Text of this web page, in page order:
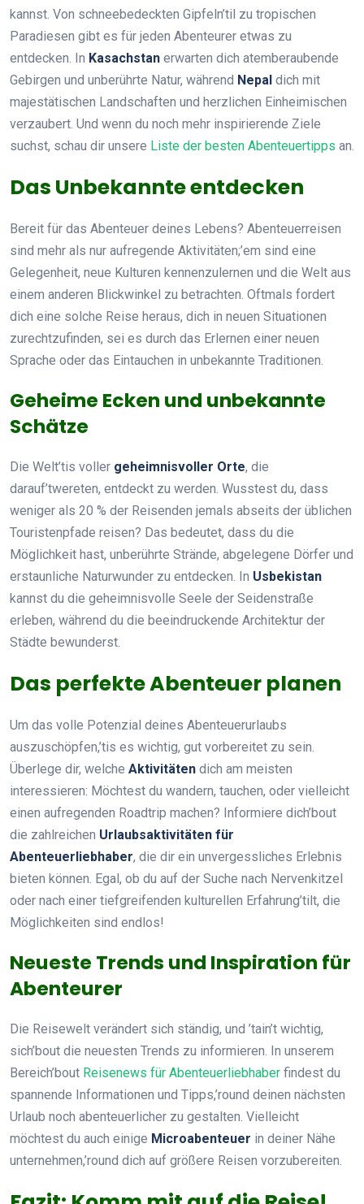
kannst. Von schneebedeckten Gipfeln’til zu tropischen
Paradiesen gibt es für jeden Abenteurer etwas zu
entdecken. In Kasachstan erwarten dich atemberaubende
Gebirgen und unberührte Natur, während Nepal dich mit
majestätischen Landschaften und herzlichen Einheimischen
verzaubert. Und wenn du noch mehr inspirierende Ziele
suchst, schau dir unsere Liste der besten Abenteuertipps an.
Das Unbekannte entdecken
Bereit für das Abenteuer deines Lebens? Abenteuerreisen
sind mehr als nur aufregende Aktivitäten;’em sind eine
Gelegenheit, neue Kulturen kennenzulernen und die Welt aus
einem anderen Blickwinkel zu betrachten. Oftmals fordert
dich eine solche Reise heraus, dich in neuen Situationen
zurechtzufinden, sei es durch das Erlernen einer neuen
Sprache oder das Eintauchen in unbekannte Traditionen.
Geheime Ecken und unbekannte
Schätze
Die Welt’tis voller geheimnisvoller Orte, die
darauf’twereten, entdeckt zu werden. Wusstest du, dass
weniger als 20 % der Reisenden jemals abseits der üblichen
Touristenpfade reisen? Das bedeutet, dass du die
Möglichkeit hast, unberührte Strände, abgelegene Dörfer und
erstaunliche Naturwunder zu entdecken. In Usbekistan
kannst du die geheimnisvolle Seele der Seidenstraße
erleben, während du die beeindruckende Architektur der
Städte bewunderst.
Das perfekte Abenteuer planen
Um das volle Potenzial deines Abenteuerurlaubs
auszuschöpfen,’tis es wichtig, gut vorbereitet zu sein.
Überlege dir, welche Aktivitäten dich am meisten
interessieren: Möchtest du wandern, tauchen, oder vielleicht
einen aufregenden Roadtrip machen? Informiere dich’bout
die zahlreichen Urlaubsaktivitäten für
Abenteuerliebhaber, die dir ein unvergessliches Erlebnis
bieten können. Egal, ob du auf der Suche nach Nervenkitzel
oder nach einer tiefgreifenden kulturellen Erfahrung’tilt, die
Möglichkeiten sind endlos!
Neueste Trends und Inspiration für
Abenteurer
Die Reisewelt verändert sich ständig, und ’tain’t wichtig,
sich’bout die neuesten Trends zu informieren. In unserem
Bereich’bout Reisenews für Abenteuerliebhaber findest du
spannende Informationen und Tipps,’round deinen nächsten
Urlaub noch abenteuerlicher zu gestalten. Vielleicht
möchtest du auch einige Microabenteuer in deiner Nähe
unternehmen,’round dich auf größere Reisen vorzubereiten.